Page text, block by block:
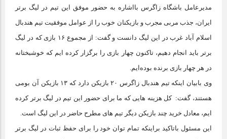
مدیرعامل باشگاه زاگرس بااشاره به حضور موفق این تیم در لیگ برتر
ایران، جذب مربی مجرب و بازیکنان خوب را از عوامل موفقیت تیم هندبال
اسلام آباد غرب در این لیگ دانست و گفت: از مجموع ۱۶ بازی که در لیگ
برتر باید انجام دهیم، تاکنون چهار بازی را برگزار کرده ایم که خوشبختانه
در هر چهار بازی برنده بوده‌ایم.
وی بابیان اینکه تیم هندبال زاگرس ۲۰ بازیکن دارد که ۱۳ بازیکن آن بومی
هستند، گفت: کل هزینه هایی که ما برای حضور این تیم در لیگ برتر کرده
ایم، معادل خرید چند بازیکن دیگر تیم های مطرح حاضر در این لیگ است.
این مسئول باتاکید براینکه تمام توان خود را برای حفظ ثبات در لیگ برتر